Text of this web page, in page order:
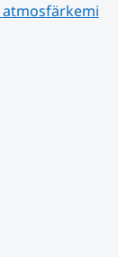
webbplats.
webbplats.